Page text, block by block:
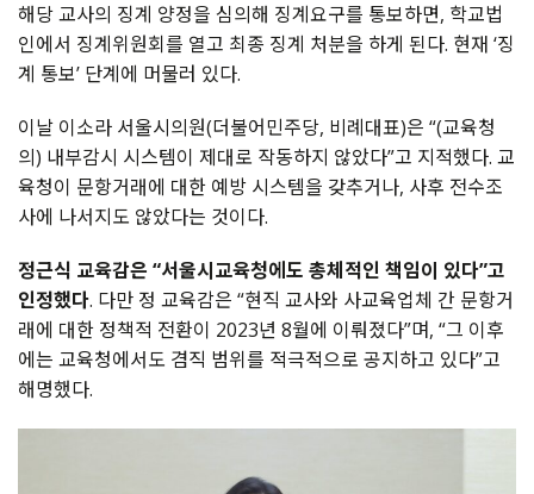
해당 교사의 징계 양정을 심의해 징계요구를 통보하면, 학교법
인에서 징계위원회를 열고 최종 징계 처분을 하게 된다. 현재 ‘징
계 통보’ 단계에 머물러 있다.
이날 이소라 서울시의원(더불어민주당, 비례대표)은 “(교육청
의) 내부감시 시스템이 제대로 작동하지 않았다”고 지적했다. 교
육청이 문항거래에 대한 예방 시스템을 갖추거나, 사후 전수조
사에 나서지도 않았다는 것이다.
정근식 교육감은 “서울시교육청에도 총체적인 책임이 있다”고
인정했다. 다만 정 교육감은 “현직 교사와 사교육업체 간 문항거
래에 대한 정책적 전환이 2023년 8월에 이뤄졌다”며, “그 이후
에는 교육청에서도 겸직 범위를 적극적으로 공지하고 있다”고
해명했다.